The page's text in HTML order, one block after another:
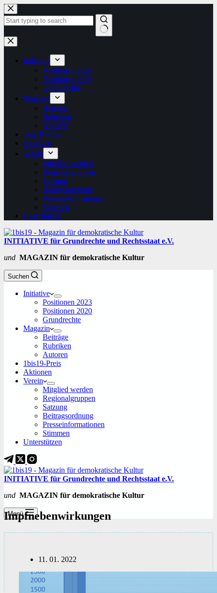
Zum
Inhalt
springen
Keine
Ergebnisse
Initiative
Positionen 2023
Positionen 2020
Grundrechte
Magazin
Beiträge
Rubriken
Autoren
1bis19-Preis
Aktionen
Verein
Mitglied werden
Regionalgruppen
Satzung
Beitragsordnung
Presseinformationen
Stimmen
Unterstützen
INITIATIVE für Grundrechte und Rechtsstaat e.V.
und MAGAZIN für demokratische Kultur
Suchen
Initiative
Positionen 2023
Positionen 2020
Grundrechte
Magazin
Beiträge
Rubriken
Autoren
1bis19-Preis
Aktionen
Verein
Mitglied werden
Regionalgruppen
Satzung
Beitragsordnung
Presseinformationen
Stimmen
Unterstützen
INITIATIVE für Grundrechte und Rechtsstaat e.V.
und MAGAZIN für demokratische Kultur
Menü
Impfnebenwirkungen
11. 01. 2022